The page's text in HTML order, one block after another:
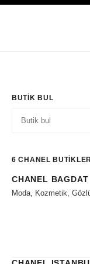
BUTIK BUL
6 CHANEL
Filtrelere git
CHANEL BAGDAT
Moda, Kozmetik,